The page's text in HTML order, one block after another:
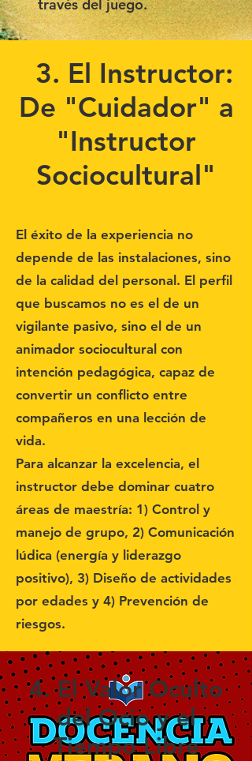
través del juego.
3. El Instructor:
De "Cuidador" a
"Instructor
Sociocultural"
El éxito de la experiencia no
depende de las instalaciones, sino
de la calidad del personal. El perfil
que buscamos no es el de un
vigilante pasivo, sino el de un
animador sociocultural con
intención pedagógica, capaz de
convertir un conflicto entre
compañeros en una lección de
vida.
Para alcanzar la excelencia, el
instructor debe dominar cuatro
áreas de maestría: 1) Control y
manejo de grupo, 2) Comunicación
lúdica (energía y liderazgo
positivo), 3) Diseño de actividades
por edades y 4) Prevención de
riesgos.
4. El Valor Oculto
del Ocio y el
Tiempo Libre